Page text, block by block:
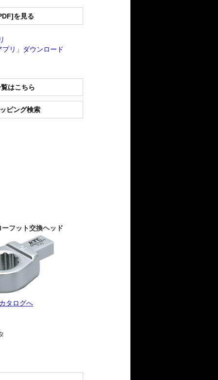
を見る
リ」ダウンロード
はこちら
ピング検索
フット交換ヘッド
タログへ